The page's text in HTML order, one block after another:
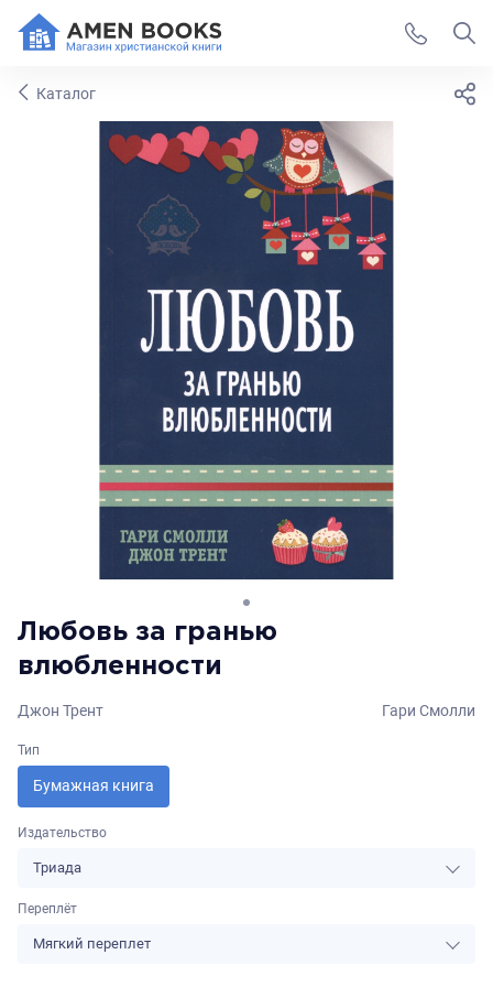
Каталог
Любовь за гранью
влюбленности
Джон Трент Гари Смолли
Тип
Бумажная книга
Издательство
Триада
Переплёт
Мягкий переплет